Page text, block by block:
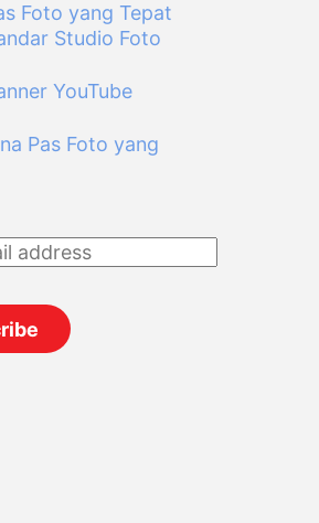
Foto yang Tepat
Studio Foto
YouTube
Pas Foto yang